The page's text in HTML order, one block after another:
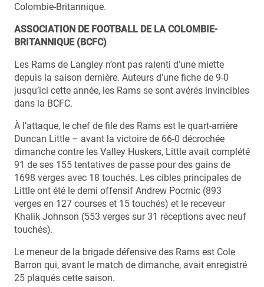
Colombie-Britannique.
ASSOCIATION DE FOOTBALL DE LA COLOMBIE-
BRITANNIQUE (BCFC)
Les Rams de Langley n’ont pas ralenti d’une miette
depuis la saison dernière. Auteurs d’une fiche de 9-0
jusqu’ici cette année, les Rams se sont avérés invincibles
dans la BCFC.
À l’attaque, le chef de file des Rams est le quart-arrière
Duncan Little – avant la victoire de 66-0 décrochée
dimanche contre les Valley Huskers, Little avait complété
91 de ses 155 tentatives de passe pour des gains de
1698 verges avec 18 touchés. Les cibles principales de
Little ont été le demi offensif Andrew Pocrnic (893
verges en 127 courses et 15 touchés) et le receveur
Khalik Johnson (553 verges sur 31 réceptions avec neuf
touchés).
Le meneur de la brigade défensive des Rams est Cole
Barron qui, avant le match de dimanche, avait enregistré
25 plaqués cette saison.